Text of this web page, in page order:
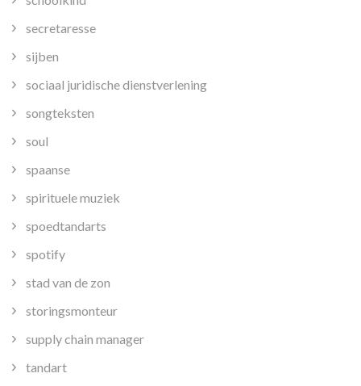
secretaresse
sijben
sociaal juridische dienstverlening
songteksten
soul
spaanse
spirituele muziek
spoedtandarts
spotify
stad van de zon
storingsmonteur
supply chain manager
tandart